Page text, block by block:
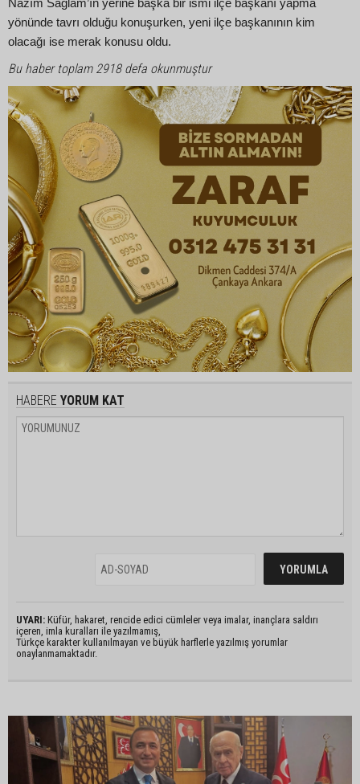
Nazım Sağlam’ın yerine başka bir ismi ilçe başkanı yapma
yönünde tavrı olduğu konuşurken, yeni ilçe başkanının kim
olacağı ise merak konusu oldu.
Bu haber toplam 2918 defa okunmuştur
HABERE YORUM KAT
UYARI: Küfür, hakaret, rencide edici cümleler veya imalar, inançlara saldırı
içeren, imla kuralları ile yazılmamış,
Türkçe karakter kullanılmayan ve büyük harflerle yazılmış yorumlar
onaylanmamaktadır.